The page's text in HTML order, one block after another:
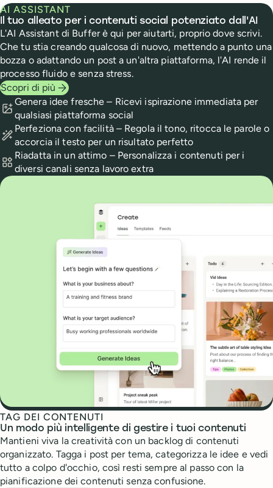
AI ASSISTANT
Il tuo alleato per i contenuti social potenziato dall'AI
L'AI Assistant di Buffer è qui per aiutarti, proprio dove scrivi.
Che tu stia creando qualcosa di nuovo, mettendo a punto una
bozza o adattando un post a un'altra piattaforma, l'AI rende il
processo fluido e senza stress.
Scopri di più
Features
Genera idee fresche – Ricevi ispirazione immediata per
qualsiasi piattaforma social
Perfeziona con facilità – Regola il tono, ritocca le parole o
accorcia il testo per un risultato perfetto
Riadatta in un attimo – Personalizza i contenuti per i
diversi canali senza lavoro extra
TAG DEI CONTENUTI
Un modo più intelligente di gestire i tuoi contenuti
Mantieni viva la creatività con un backlog di contenuti
organizzato. Tagga i post per tema, categorizza le idee e vedi
tutto a colpo d'occhio, così resti sempre al passo con la
pianificazione dei contenuti senza confusione.